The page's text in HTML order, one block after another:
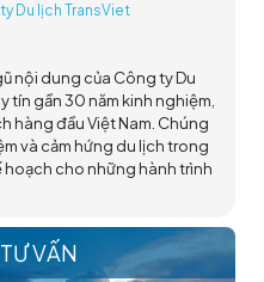
Du lịch TransViet
nội dung của Công ty Du
tín gần 30 năm kinh nghiệm,
hàng đầu Việt Nam. Chúng
và cảm hứng du lịch trong
cho những hành trình
VẤN